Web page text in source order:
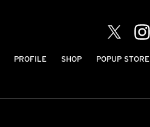
PROFILE SHOP POPUP STORE